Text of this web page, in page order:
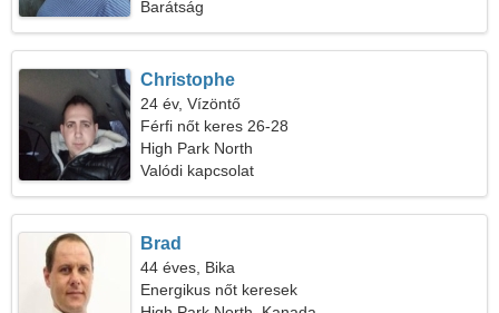
Barátság
Christophe
24 év, Vízöntő
Férfi nőt keres 26-28
High Park North
Valódi kapcsolat
Brad
44 éves, Bika
Energikus nőt keresek